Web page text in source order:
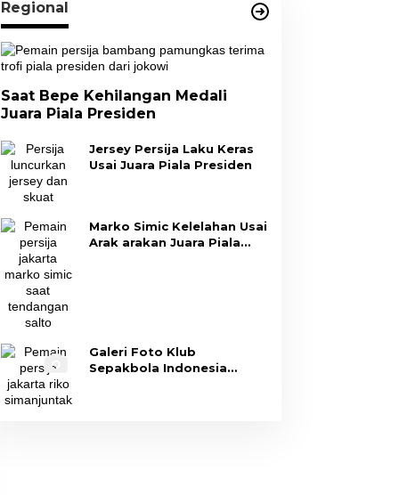
Regional
Saat Bepe Kehilangan Medali
Juara Piala Presiden
Jersey Persija Laku Keras
Usai Juara Piala Presiden
Marko Simic Kelelahan Usai
Arak arakan Juara Piala
Galeri Foto Klub
Sepakbola Indonesia